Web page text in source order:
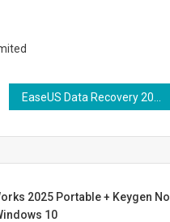
2025 Portable + Keygen No
10